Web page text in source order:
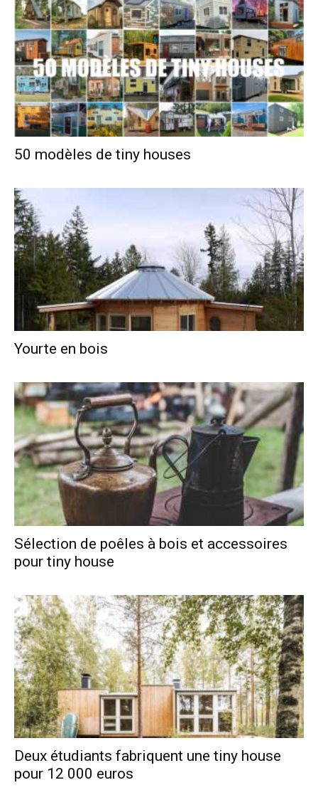
50 modèles de tiny houses
Yourte en bois
Sélection de poêles à bois et accessoires
pour tiny house
Deux étudiants fabriquent une tiny house
pour 12 000 euros